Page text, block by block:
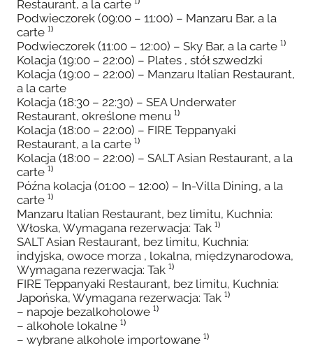
Restaurant, a la carte ¹⁾
Podwieczorek (09:00 – 11:00) – Manzaru Bar, a la
carte ¹⁾
Podwieczorek (11:00 – 12:00) – Sky Bar, a la carte ¹⁾
Kolacja (19:00 – 22:00) – Plates , stół szwedzki
Kolacja (19:00 – 22:00) – Manzaru Italian Restaurant,
a la carte
Kolacja (18:30 – 22:30) – SEA Underwater
Restaurant, określone menu ¹⁾
Kolacja (18:00 – 22:00) – FIRE Teppanyaki
Restaurant, a la carte ¹⁾
Kolacja (18:00 – 22:00) – SALT Asian Restaurant, a la
carte ¹⁾
Późna kolacja (01:00 – 12:00) – In-Villa Dining, a la
carte ¹⁾
Manzaru Italian Restaurant, bez limitu, Kuchnia:
Włoska, Wymagana rezerwacja: Tak ¹⁾
SALT Asian Restaurant, bez limitu, Kuchnia:
indyjska, owoce morza , lokalna, międzynarodowa,
Wymagana rezerwacja: Tak ¹⁾
FIRE Teppanyaki Restaurant, bez limitu, Kuchnia:
Japońska, Wymagana rezerwacja: Tak ¹⁾
– napoje bezalkoholowe ¹⁾
– alkohole lokalne ¹⁾
– wybrane alkohole importowane ¹⁾